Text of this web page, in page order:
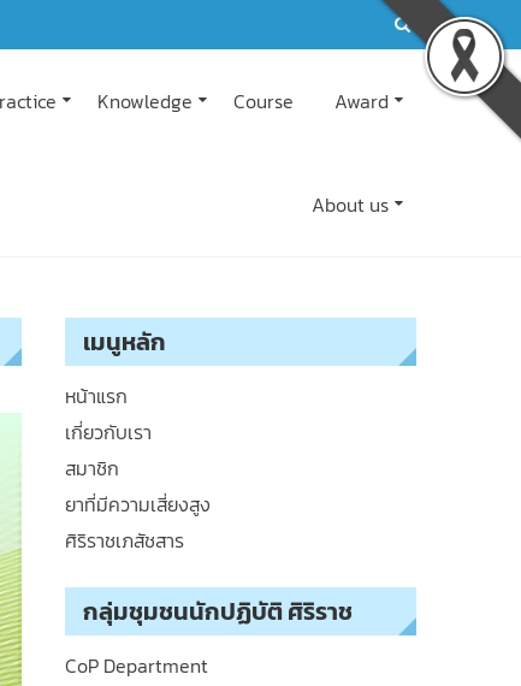
Knowledge Course Award
About us
เมนูหลัก
หน้าแรก
เกี่ยวกับเรา
สมาชิก
ยาที่มีความเสี่ยงสูง
ศิริราชเภสัชสาร
กลุ่มชุมชนนักปฏิบัติ ศิริราช
CoP Department